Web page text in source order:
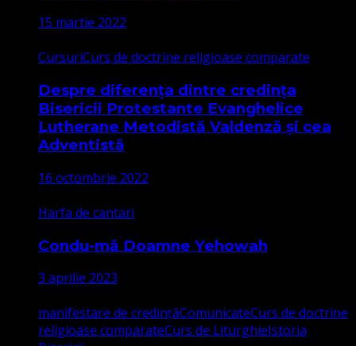
15 martie 2022
CursuriCurs de doctrine religioase comparate
Despre diferența dintre credința
Bisericii Protestante Evanghelice
Lutherane Metodistă Valdenză și cea
Adventistă
16 octombrie 2022
Harfa de cantari
Condu-mă Doamne Yehowah
3 aprilie 2023
manifestare de credințăComunicateCurs de doctrine
religioase comparateCurs de LiturghieIstoria